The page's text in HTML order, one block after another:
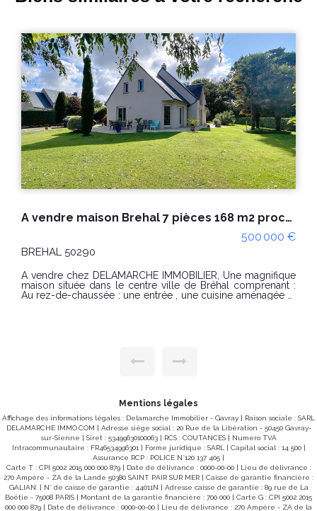
A vendre maison Brehal 7 pièces 168 m2 proche des commerces
500 000 €
BREHAL 50290
A vendre chez DELAMARCHE IMMOBILIER, Une magnifique
maison située dans le centre ville de Bréhal comprenant :
Au rez-de-chaussée : une entrée , une cuisine aménagée et
"Les informations sur les risques auxquels ce bien est
exposé sont disponibles sur le site Géorisques :
www.georisques.gouv.fr" Pour visiter : Agence
DELAMARCHE IMMO.COM Marina PAUL au 06.29.76.85.09
Mentions légales
Affichage des informations légales : Delamarche Immobilier - Gavray | Raison sociale : SARL
DELAMARCHE IMMO.COM | Adresse siège social : 20 Rue de la Libération - 50450 Gavray-
sur-Sienne | Siret : 53499630100063 | RCS : COUTANCES | Numero TVA
Intracommunautaire : FR46534996301 | Forme juridique : SARL | Capital social : 14 500 |
Assurance RCP : POLICE N°120 137 405 |
Carte T : CPI 5002 2015 000 000 879 | Date de délivrance : 0000-00-00 | Lieu de délivrance :
270 Ampère - ZA de la Lande 50380 SAINT PAIR SUR MER | Caisse de garantie financière :
GALIAN. | N° de caisse de garantie : 44011N | Adresse caisse de garantie : 89 rue de La
Boëtie - 75008 PARIS | Montant de la garantie financière : 700 000 | Carte G : CPI 5002 2015
000 000 879 | Date de délivrance : 0000-00-00 | Lieu de délivrance : 270 Ampère - ZA de la